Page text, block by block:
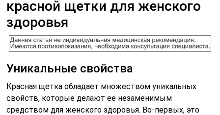
красной щетки для женского
здоровья
Уникальные свойства
Красная щетка обладает множеством уникальных
свойств, которые делают ее незаменимым
средством для женского здоровья. Во-первых, это